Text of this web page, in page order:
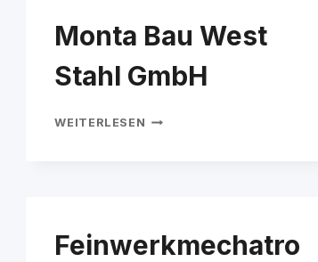
Monta Bau West
Stahl GmbH
WEITERLESEN MONTA
Feinwerkmechatro